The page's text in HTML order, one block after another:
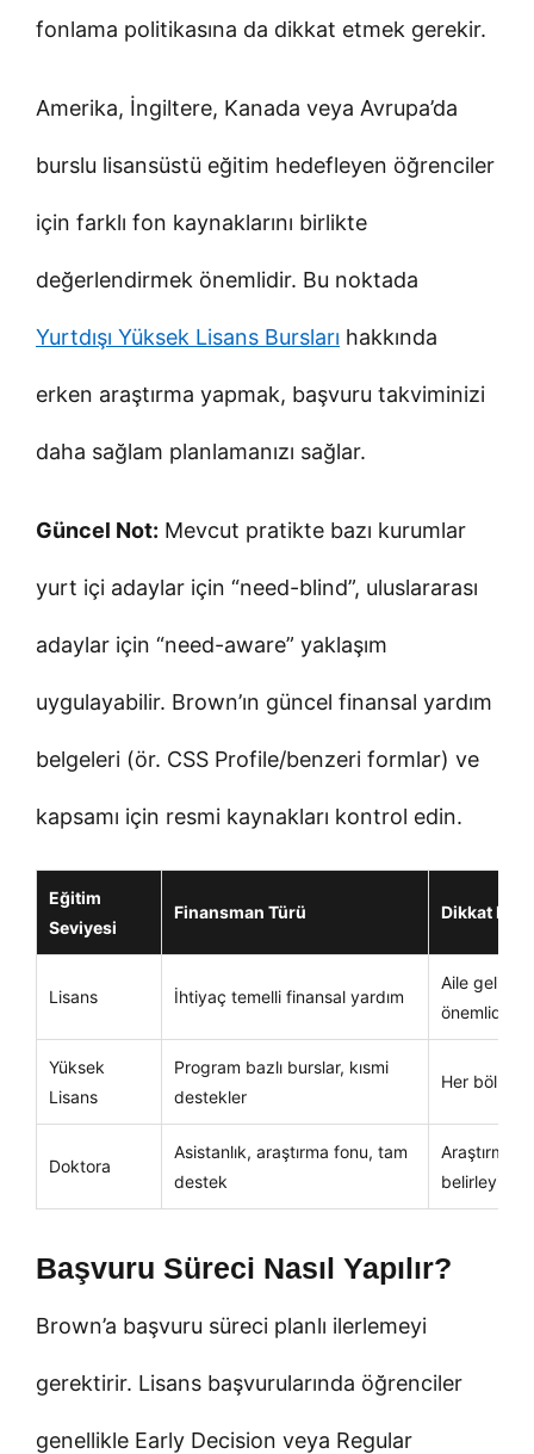
fonlama politikasına da dikkat etmek gerekir.
Amerika, İngiltere, Kanada veya Avrupa’da
burslu lisansüstü eğitim hedefleyen öğrenciler
için farklı fon kaynaklarını birlikte
değerlendirmek önemlidir. Bu noktada
Yurtdışı Yüksek Lisans Bursları hakkında
erken araştırma yapmak, başvuru takviminizi
daha sağlam planlamanızı sağlar.
Güncel Not: Mevcut pratikte bazı kurumlar
yurt içi adaylar için “need-blind”, uluslararası
adaylar için “need-aware” yaklaşım
uygulayabilir. Brown’ın güncel finansal yardım
belgeleri (ör. CSS Profile/benzeri formlar) ve
kapsamı için resmi kaynakları kontrol edin.
Eğitim
Seviyesi
Finansman Türü Dikkat
Lisans İhtiyaç temelli finansal yardım
Aile gelir
önemlidir.
Yüksek
Lisans
Program bazlı burslar, kısmi
destekler
Her
Doktora
Asistanlık, araştırma fonu, tam
destek
Araştırma
Başvuru Süreci Nasıl Yapılır?
Brown’a başvuru süreci planlı ilerlemeyi
gerektirir. Lisans başvurularında öğrenciler
genellikle Early Decision veya Regular